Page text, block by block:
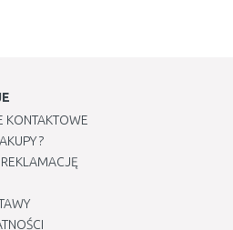
KONTAKTOWE
?